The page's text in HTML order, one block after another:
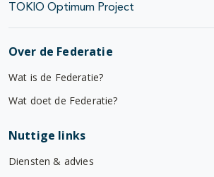
TOKIO Optimum Project
Over de Federatie
Wat is de Federatie?
Wat doet de Federatie?
Nuttige links
Diensten & advies